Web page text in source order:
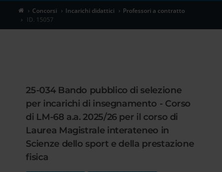
Concorsi Incarichi didattici
Professori a contratto
ID. 15057
25-034 Bando pubblico di selezione
per incarichi di insegnamento - Corso
di LM-68 a.a. 2025/26 per il corso di
Laurea Magistrale interateneo in
Scienze dello sport e della prestazione
fisica